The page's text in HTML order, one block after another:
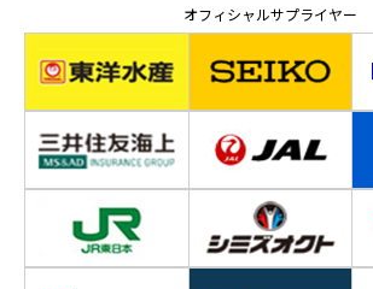
オフィシャルサプライヤー